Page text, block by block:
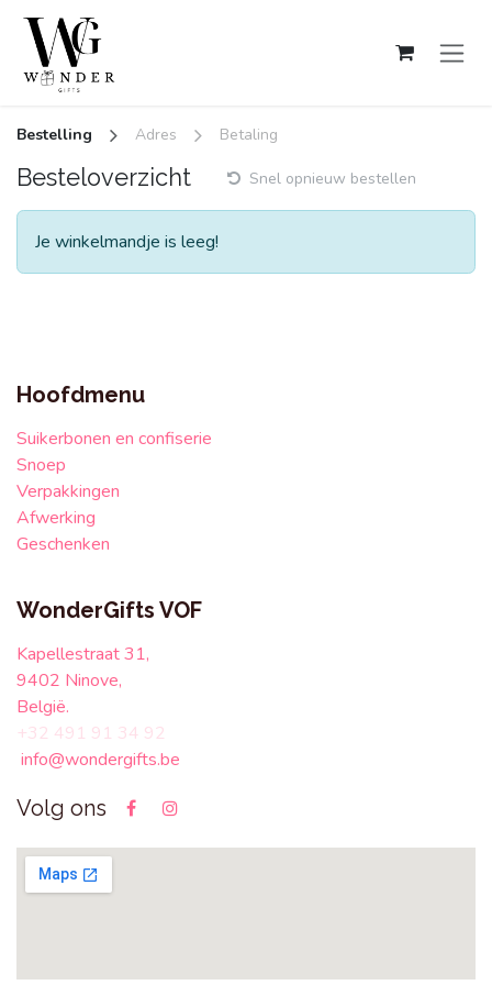
Overslaan naar inhoud
Bestelling Adres Betaling
Besteloverzicht Snel opnieuw bestellen
Je winkelmandje is leeg!
Hoofdmenu
Suikerbonen en confiserie
Snoep
Verpakkingen
Afwerking
Geschenken
WonderGifts VOF
Kapellestraat 31,
9402 Ninove,
België.
+32 491 91 34 92
info@wondergifts.be
Volg ons